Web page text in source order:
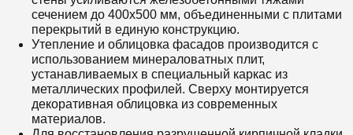
сечением до 400x500 мм, объединенными с плитами
перекрытий в единую конструкцию.
Утепление и облицовка фасадов производится с
использованием минераловатных плит,
устанавливаемых в специальный каркас из
металлических профилей. Сверху монтируется
декоративная облицовка из современных
материалов.